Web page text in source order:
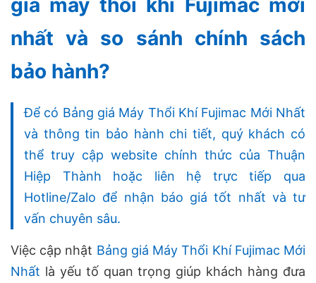
nhất và so sánh chính sách
bảo hành?
Để có Bảng giá Máy Thổi Khí Fujimac Mới Nhất
và thông tin bảo hành chi tiết, quý khách có
thể truy cập website chính thức của Thuận
Hiệp Thành hoặc liên hệ trực tiếp qua
Hotline/Zalo để nhận báo giá tốt nhất và tư
vấn chuyên sâu.
Việc cập nhật Bảng giá Máy Thổi Khí Fujimac Mới
Nhất là yếu tố quan trọng giúp khách hàng đưa